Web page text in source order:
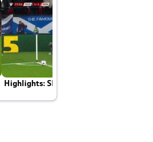
Highlights: Skotland - Danmark 4-2